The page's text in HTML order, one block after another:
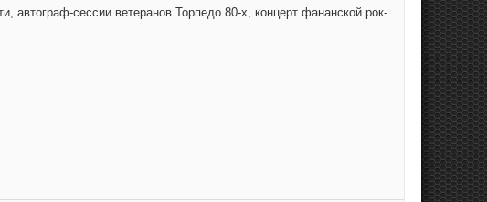
сессии ветеранов Торпедо 80-х, концерт фананской рок-